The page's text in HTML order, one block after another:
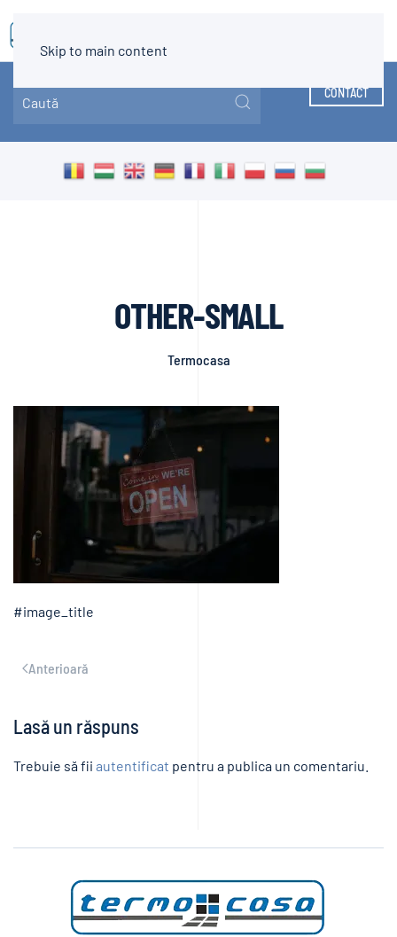
Skip to main content
CONTACT
OTHER-SMALL
Termocasa
#image_title
Anterioară
Lasă un răspuns
Trebuie să fii autentificat pentru a publica un comentariu.